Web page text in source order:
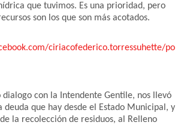
que tuvimos. Es una prioridad, pero
son los que son más acotados.
ciriacofederico.torressuhette/
con la Intendente Gentile, nos llevó
deuda que hay desde el Estado Municipal, y
la recolección de residuos, al Relleno